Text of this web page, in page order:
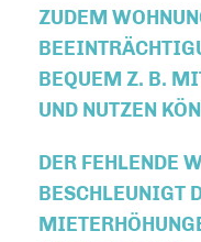
ZUDEM
BEQUEM Z. B.
UND NUTZEN
DER FEHLENDE
BESCHLEUNIGT